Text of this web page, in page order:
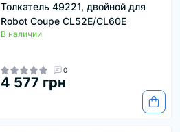
Толкатель 49221, двойной для
Robot Coupe CL52E/CL60Е
В наличии
0
4 577 грн